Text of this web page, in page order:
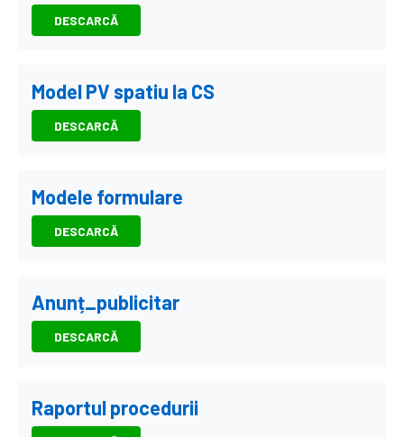
DESCARCĂ
Model PV spatiu la CS
DESCARCĂ
Modele formulare
DESCARCĂ
Anunț_publicitar
DESCARCĂ
Raportul procedurii